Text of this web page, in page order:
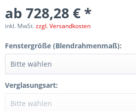
ab 728,28 € *
inkl. MwSt.zzgl. Versandkosten
Fenstergröße (Blendrahmenmaß):
Verglasungsart: